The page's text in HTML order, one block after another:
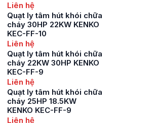
Liên hệ
Quạt ly tâm hút khói chữa
cháy 30HP 22KW KENKO
KEC-FF-10
Liên hệ
Quạt ly tâm hút khói chữa
cháy 22KW 30HP KENKO
KEC-FF-9
Liên hệ
Quạt ly tâm hút khói chữa
cháy 25HP 18.5KW
KENKO KEC-FF-9
Liên hệ